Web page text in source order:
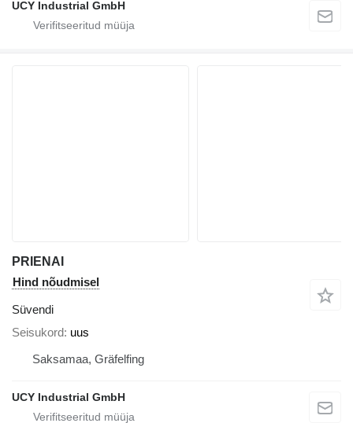
UCY Industrial GmbH
PRIENAI
Hind nõudmisel
Süvendi
Seisukord uus
Saksamaa, Gräfelfing
UCY Industrial GmbH